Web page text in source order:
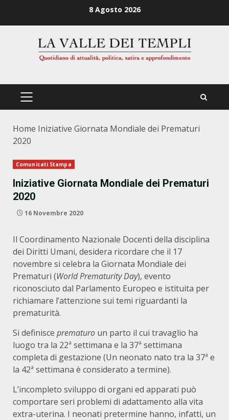
8 Agosto 2026
PRIMÄRES
Home Iniziative Giornata Mondiale dei Prematuri
2020
Comunicati Stampa
Iniziative Giornata Mondiale dei Prematuri
2020
16 Novembre 2020
Il Coordinamento Nazionale Docenti della disciplina
dei Diritti Umani, desidera ricordare che il 17
novembre si celebra la Giornata Mondiale dei
Prematuri (World Prematurity Day), evento
riconosciuto dal Parlamento Europeo e istituita per
richiamare l’attenzione sui temi riguardanti la
prematurità.
Si definisce prematuro un parto il cui travaglio ha
luogo tra la 22ª settimana e la 37ª settimana
completa di gestazione (Un neonato nato tra la 37ª e
la 42ª settimana è considerato a termine).
L’incompleto sviluppo di organi ed apparati può
comportare seri problemi di adattamento alla vita
extra-uterina. I neonati pretermine hanno, infatti, un